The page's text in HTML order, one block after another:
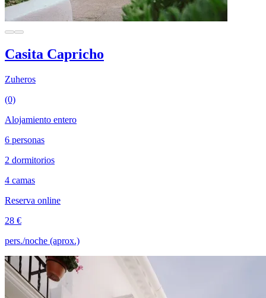
Casita Capricho
Zuheros
(0)
Alojamiento entero
6 personas
2 dormitorios
4 camas
Reserva online
28 €
pers./noche (aprox.)